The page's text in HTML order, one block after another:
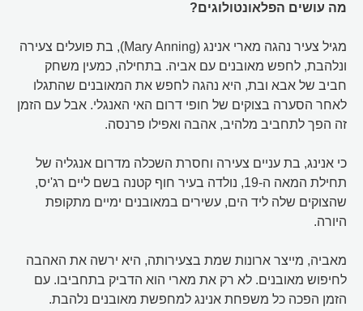
מה עושים הפלאונטולוגים?
מגיל צעיר נהגה מארי אנינג (Mary Anning), בת פועלים צעירה
ונלהבת, לחפש מאובנים עם אביה. בתחילה, כמעין משחק
חביב של אבא ובת, היא נהגה לחפש את המאובנים שהתגלו
לאחר הסערה בצוקים של חופי דרום האי האנגלי. אבל עם הזמן
זה הפך לתחביב מלהיב, אהבה ואפילו פרנסה.
כי אנינג, בת עניים צעירה וחסרת השכלה מדרום אנגליה של
תחילת המאה ה-19, נולדה בעיר חוף קטנה בשם ליים רג'יס,
שהצוקים שלה ליד הים, עשירים במאובנים ימיים מתקופת
היורה.
מאביה, מייצר ארונות שמת בצעירותה, היא ירשה את האהבה
לחיפוש מאובנים. לא רק את מארי הוא הדביק בתחביבו. עם
הזמן הפכה כל משפחת אנינג למחפשת מאובנים נלהבת.